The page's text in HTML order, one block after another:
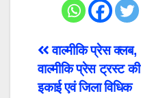
Post
navigation
वाल्मीकि प्रेस क्लब,
वाल्मीकि प्रेस ट्रस्ट की
इकाई एवं जिला विधिक